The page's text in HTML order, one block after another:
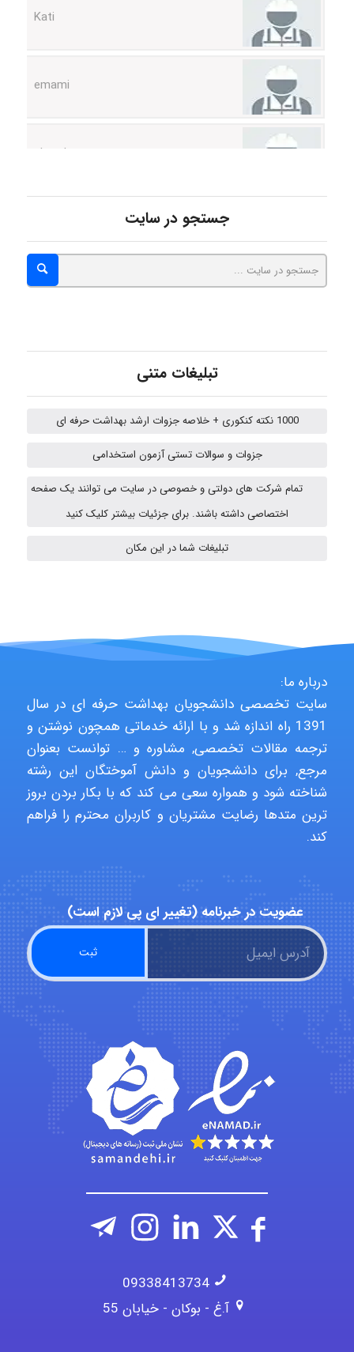
Chehri
amir
Fateme896
emami
ehtesham
Iman Hosseini
Chehri
roya_boostani
Fateme896
جستجو در سایت
تبلیغات متنی
1000 نکته کنکوری + خلاصه جزوات ارشد بهداشت حرفه ای
جزوات و سوالات تستی آزمون استخدامی
تمام شرکت های دولتی و خصوصی در سایت می توانند یک صفحه
اختصاصی داشته باشند. برای جزئیات بیشتر کلیک کنید
تبلیغات شما در این مکان
درباره ما:
سایت تخصصی دانشجویان بهداشت حرفه ای در سال
1391 راه اندازه شد و با ارائه خدماتی همچون نوشتن و
ترجمه مقالات تخصصی, مشاوره و … توانست بعنوان
مرجع, برای دانشجویان و دانش آموختگان این رشته
شناخته شود و همواره سعی می کند که با بکار بردن بروز
ترین متدها رضایت مشتریان و کاربران محترم را فراهم
کند.
عضویت در خبرنامه (تغییر ای پی لازم است)
09338413734
آ.غ - بوکان - خیابان 55